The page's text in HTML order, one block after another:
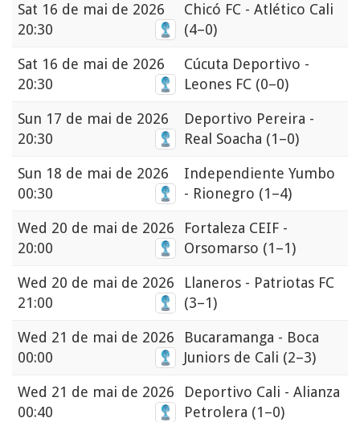
Sat 16 de mai de 2026
20:30
Chicó FC - Atlético Cali
(4–0)
Sat 16 de mai de 2026
20:30
Cúcuta Deportivo -
Leones FC (0–0)
Sun 17 de mai de 2026
20:30
Deportivo Pereira -
Real Soacha (1–0)
Sun 18 de mai de 2026
00:30
Independiente Yumbo
- Rionegro (1–4)
Wed 20 de mai de 2026
20:00
Fortaleza CEIF -
Orsomarso (1–1)
Wed 20 de mai de 2026
21:00
Llaneros - Patriotas FC
(3–1)
Wed 21 de mai de 2026
00:00
Bucaramanga - Boca
Juniors de Cali (2–3)
Wed 21 de mai de 2026
00:40
Deportivo Cali - Alianza
Petrolera (1–0)